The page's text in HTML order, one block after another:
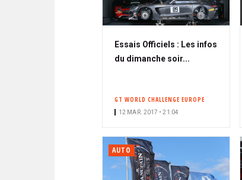
Essais Officiels : Les infos
du dimanche soir...
GT WORLD CHALLENGE EUROPE
12 MAR. 2017 • 21:04
AUTO